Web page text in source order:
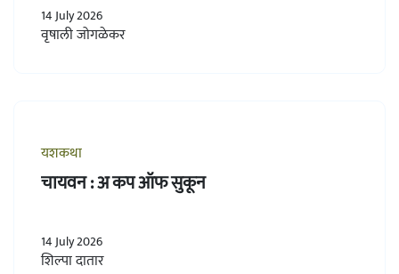
14 July 2026
वृषाली जोगळेकर
यशकथा
चायवन : अ कप ऑफ सुकून
14 July 2026
शिल्पा दातार